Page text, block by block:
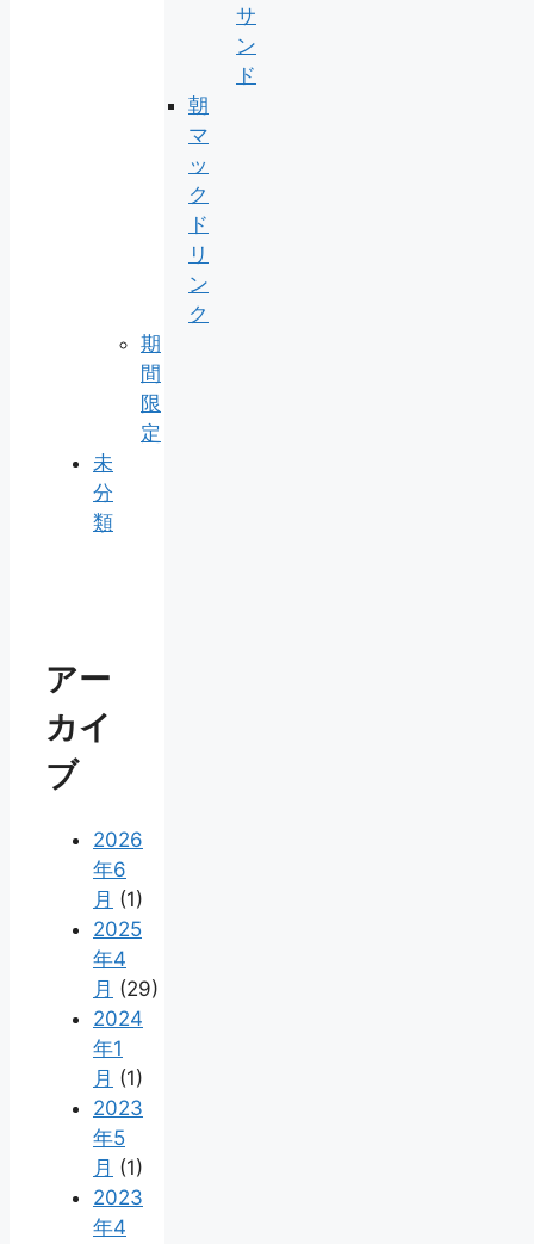
サ
ン
ド
朝
マ
ッ
ク
ド
リ
ン
ク
期
間
限
定
未
分
類
アー
カイ
ブ
2026
年6
月 (1)
2025
年4
月 (29)
2024
年1
月 (1)
2023
年5
月 (1)
2023
年4